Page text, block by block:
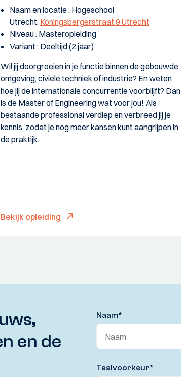
Naam en locatie : Hogeschool
Utrecht, Koningsbergerstraat 9 Utrecht
Niveau : Masteropleiding
Variant : Deeltijd (2 jaar)
Wil jij doorgroeien in je functie binnen de gebouwde
omgeving, civiele techniek of industrie? En weten
hoe jij de internationale concurrentie voorblijft? Dan
is de Master of Engineering wat voor jou! Als
bestaande professional verdiep en verbreed jij je
kennis, zodat je nog meer kansen kunt aangrijpen in
de praktijk.
Bekijk opleiding
en de
Naam*
Taalvoorkeur*